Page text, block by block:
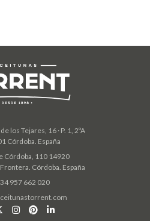
los Tejares, 16 · P. 1, 2ºA
Córdoba. España
Córdoba, 110 14920
Córdoba. España
957 662 020